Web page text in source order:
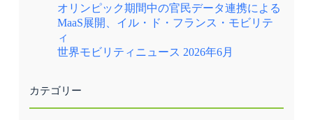
オリンピック期間中の官民データ連携による
MaaS展開、イル・ド・フランス・モビリテ
ィ
世界モビリティニュース 2026年6月
カテゴリー